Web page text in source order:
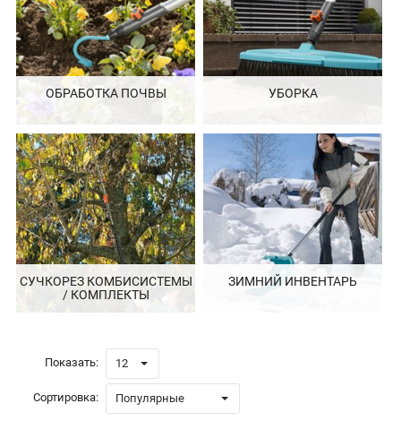
ОБРАБОТКА ПОЧВЫ УБОРКА
СУЧКОРЕЗ КОМБИСИСТЕМЫ
/ КОМПЛЕКТЫ
ЗИМНИЙ ИНВЕНТАРЬ
Показать: 12
Сортировка: Популярные